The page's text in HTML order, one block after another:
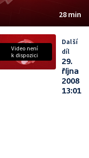
28 min
Video není
k dispozici
Další
díl
29.
října
2008
13:01